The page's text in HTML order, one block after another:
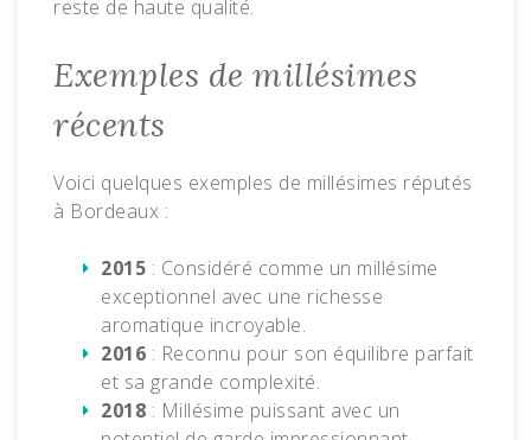
reste de haute qualité.
Exemples de millésimes
récents
Voici quelques exemples de millésimes réputés
à Bordeaux :
2015 : Considéré comme un millésime
exceptionnel avec une richesse
aromatique incroyable.
2016 : Reconnu pour son équilibre parfait
et sa grande complexité.
2018 : Millésime puissant avec un